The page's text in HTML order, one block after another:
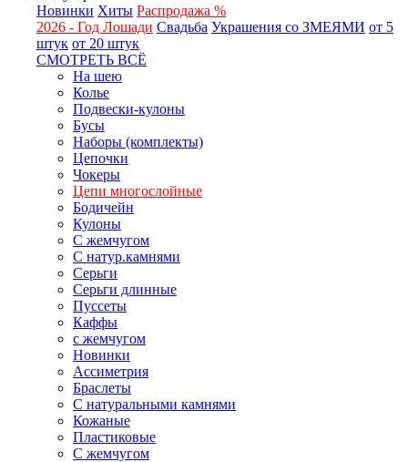
Новинки Хиты Распродажа %
2026 - Год Лошади Свадьба Украшения со ЗМЕЯМИ от 5
штук от 20 штук
СМОТРЕТЬ ВСЁ
На шею
Колье
Подвески-кулоны
Бусы
Наборы (комплекты)
Цепочки
Чокеры
Цепи многослойные
Бодичейн
Кулоны
С жемчугом
С натур.камнями
Серьги
Серьги длинные
Пуссеты
Каффы
с жемчугом
Новинки
Ассиметрия
Браслеты
С натуральными камнями
Кожаные
Пластиковые
С жемчугом